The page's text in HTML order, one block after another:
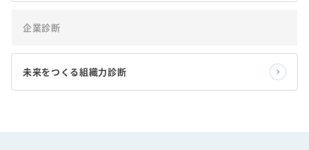
企業診断
未来をつくる組織力診断